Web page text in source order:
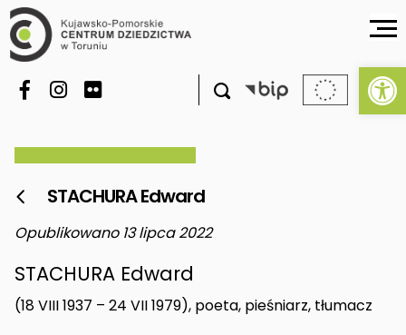

 STACHURA Edward
Opublikowano 13 lipca 2022
STACHURA Edward
(18 VIII 1937 – 24 VII 1979), poeta, pieśniarz, tłumacz